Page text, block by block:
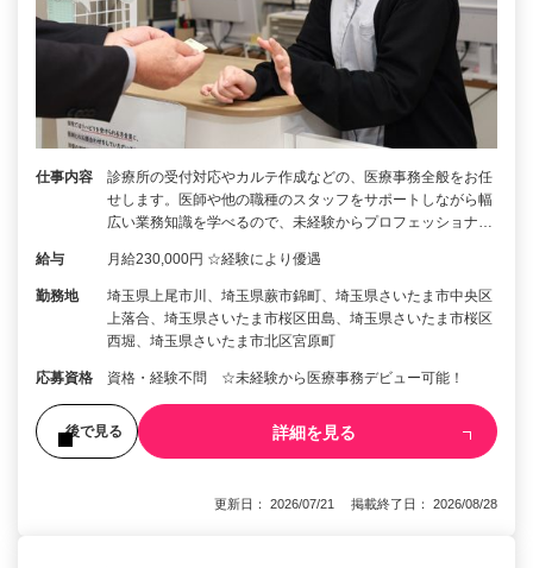
仕事内容
診療所の受付対応やカルテ作成などの、医療事務全般をお任
せします。医師や他の職種のスタッフをサポートしながら幅
広い業務知識を学べるので、未経験からプロフェッショナ…
給与 月給230,000円 ☆経験により優遇
勤務地
埼玉県上尾市川、埼玉県蕨市錦町、埼玉県さいたま市中央区
上落合、埼玉県さいたま市桜区田島、埼玉県さいたま市桜区
西堀、埼玉県さいたま市北区宮原町
応募資格 資格・経験不問 ☆未経験から医療事務デビュー可能！
後で見る 詳細を見る
更新日： 2026/07/21 掲載終了日： 2026/08/28